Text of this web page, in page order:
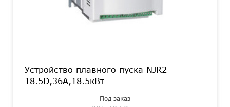
Устройство плавного пуска NJR2-
18.5D,36А,18.5кВт
Под заказ